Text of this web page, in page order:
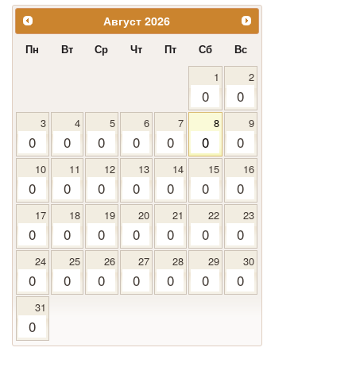
Август 2026
Пн Вт Ср Чт Пт Сб Вс
1
0
2
0
3
0
4
0
5
0
6
0
7
0
8
0
9
0
10
0
11
0
12
0
13
0
14
0
15
0
16
0
17
0
18
0
19
0
20
0
21
0
22
0
23
0
24
0
25
0
26
0
27
0
28
0
29
0
30
0
31
0